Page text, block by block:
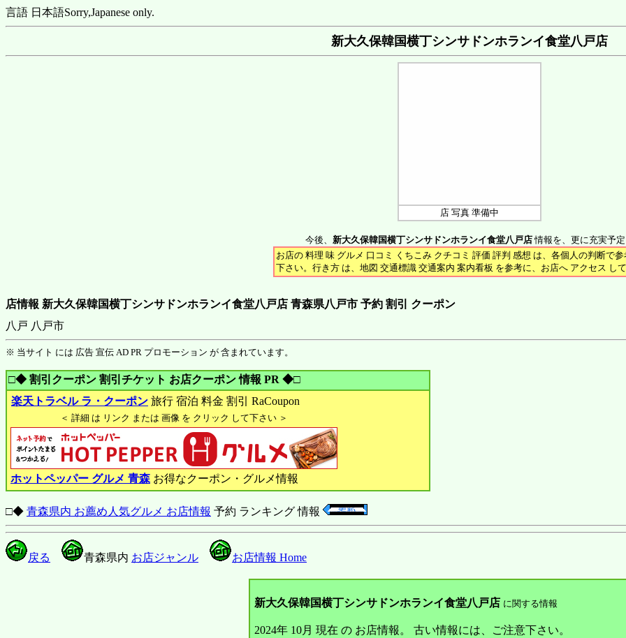
言語 日本語Sorry,Japanese only.
新大久保韓国横丁シンサドンホランイ食堂八戸店
店 写真 準備中
今後、 新大久保韓国横丁シンサドンホランイ食堂八戸店情報を、更に充実予
お店の 料理 味 グルメ 口コミ くちこみ クチコミ 評価 評判 感想 は、各個人の判断で
下さい。行き方 は、地図 交通標識 交通案内 案内看板 を参考に、お店へ アクセス し
店情報 新大久保韓国横丁シンサドンホランイ食堂八戸店 青森県八戸市 予約 割引 クーポン
八戸 八戸市
※ 当サイト には 広告 宣伝 AD PR プロモーション が 含まれています。
□◆ 割引クーポン 割引チケット お店クーポン 情報 PR ◆□
楽天トラベル ラ・クーポン 旅行 宿泊 料金 割引 RaCoupon
＜ 詳細 は リンク または 画像 を クリック して下さい ＞
ホットペッパー グルメ 青森お得なクーポン・グルメ情報
□◆ 青森県内 お薦め人気グルメ お店情報 予約 ランキング 情報
戻る 青森県内 お店ジャンル お店情報 Home
新大久保韓国横丁シンサドンホランイ食堂八戸店 に関する情報
2024年 10月 現在 の お店情報。 古い情報には、ご注意下さい。